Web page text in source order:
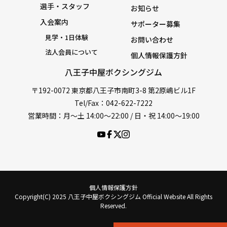
八王子中屋ボクシングジム
〒192-0072 東京都八王子市南町3-8 第2原嶋ビル1F
Tel/Fax：042-622-7222
営業時間：月〜土 14:00〜22:00 / 日・祝 14:00〜19:00
選手・スタッフ
入会案内
見学・1日体験
法人会員について
お知らせ
サポーター募集
お問い合わせ
個人情報保護方針
個人情報保護方針
Copyright(C) 2025 八王子中屋ボクシングジム Official Website All Rights
Reserved.